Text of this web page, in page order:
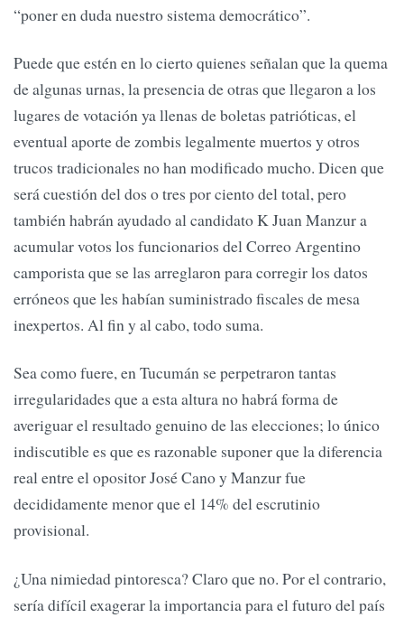
“poner en duda nuestro sistema democrático”.
Puede que estén en lo cierto quienes señalan que la quema
de algunas urnas, la presencia de otras que llegaron a los
lugares de votación ya llenas de boletas patrióticas, el
eventual aporte de zombis legalmente muertos y otros
trucos tradicionales no han modificado mucho. Dicen que
será cuestión del dos o tres por ciento del total, pero
también habrán ayudado al candidato K Juan Manzur a
acumular votos los funcionarios del Correo Argentino
camporista que se las arreglaron para corregir los datos
erróneos que les habían suministrado fiscales de mesa
inexpertos. Al fin y al cabo, todo suma.
Sea como fuere, en Tucumán se perpetraron tantas
irregularidades que a esta altura no habrá forma de
averiguar el resultado genuino de las elecciones; lo único
indiscutible es que es razonable suponer que la diferencia
real entre el opositor José Cano y Manzur fue
decididamente menor que el 14% del escrutinio
provisional.
¿Una nimiedad pintoresca? Claro que no. Por el contrario,
sería difícil exagerar la importancia para el futuro del país